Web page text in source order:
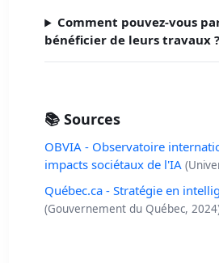
Comment pouvez-vous
bénéficier de leurs travaux ?
📚 Sources
OBVIA - Observatoire
impacts sociétaux de l'IA
Québec.ca - Stratégie en
(Gouvernement du Québec,